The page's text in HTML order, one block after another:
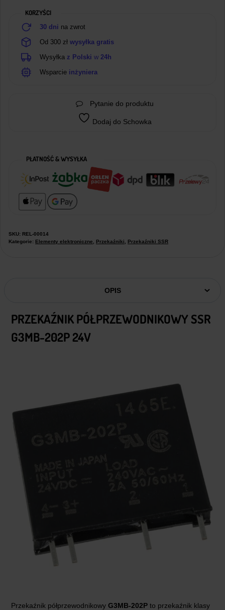
KORZYŚCI
30 dni na zwrot
Od 300 zł wysyłka gratis
Wysyłka z Polski w 24h
Wsparcie inżyniera
Pytanie do produktu
Dodaj do Schowka
PŁATNOŚĆ & WYSYŁKA
SKU: REL-00014
Kategorie: Elementy elektroniczne Przekaźniki Przekaźniki SSR
OPIS
PRZEKAŹNIK PÓŁPRZEWODNIKOWY SSR
G3MB-202P 24V
Przekaźnik półprzewodnikowy G3MB-202P to przekaźnik klasy